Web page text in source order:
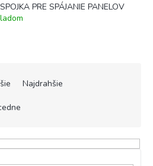
PRE SPÁJANIE PANELOV
Najdrahšie